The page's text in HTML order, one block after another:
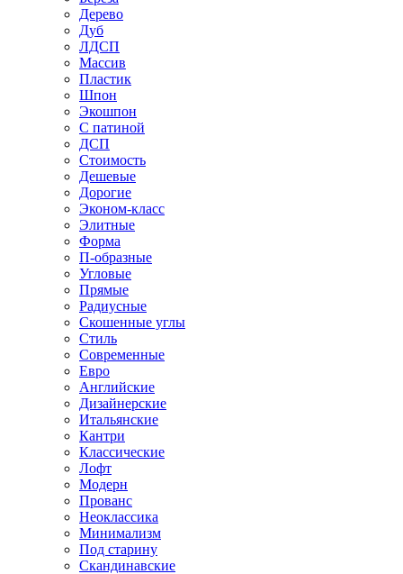
Дерево
Дуб
ЛДСП
Массив
Пластик
Шпон
Экошпон
С патиной
ДСП
Стоимость
Дешевые
Дорогие
Эконом-класс
Элитные
Форма
П-образные
Угловые
Прямые
Радиусные
Скошенные углы
Стиль
Современные
Евро
Английские
Дизайнерские
Итальянские
Кантри
Классические
Лофт
Модерн
Прованс
Неоклассика
Минимализм
Под старину
Скандинавские